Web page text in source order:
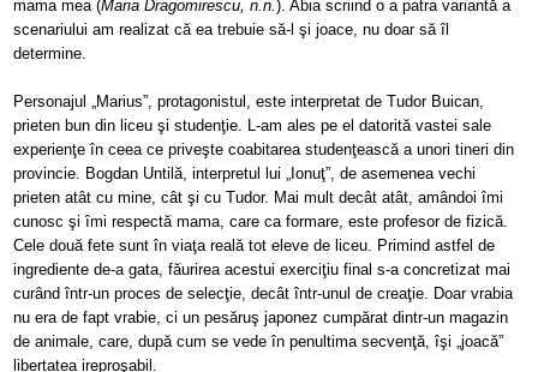
mama mea (Maria Dragomirescu, n.n. ). Abia scriind o a patra variantă a
scenariului am realizat că ea trebuie să-l şi joace, nu doar să îl
determine.
Personajul „Marius”, protagonistul, este interpretat de Tudor Buican,
prieten bun din liceu şi studenţie. L-am ales pe el datorită vastei sale
experienţe în ceea ce priveşte coabitarea studenţească a unori tineri din
provincie. Bogdan Untilă, interpretul lui „Ionuţ”, de asemenea vechi
prieten atât cu mine, cât şi cu Tudor. Mai mult decât atât, amândoi îmi
cunosc şi îmi respectă mama, care ca formare, este profesor de fizică.
Cele două fete sunt în viaţa reală tot eleve de liceu. Primind astfel de
ingrediente de-a gata, făurirea acestui exerciţiu final s-a concretizat mai
curând într-un proces de selecţie, decât într-unul de creaţie. Doar vrabia
nu era de fapt vrabie, ci un pesăruş japonez cumpărat dintr-un magazin
de animale, care, după cum se vede în penultima secvenţă, îşi „joacă”
libertatea ireproşabil.